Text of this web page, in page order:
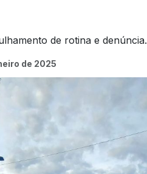
de rotina e denúncia.
de 2025